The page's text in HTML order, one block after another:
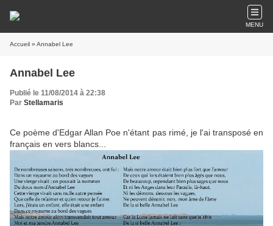
MENU
Accueil » Annabel Lee
Annabel Lee
Publié le 11/08/2014 à 22:38
Par Stellamaris
Ce poème d'Edgar Allan Poe n'étant pas rimé, je l'ai transposé en
français en vers blancs...